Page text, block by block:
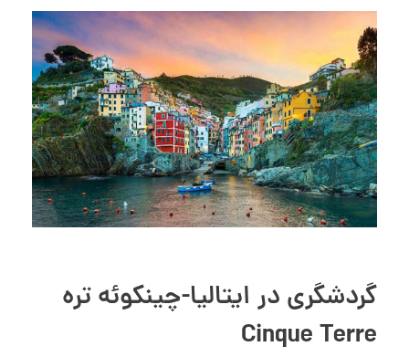
گردشگری در ایتالیا-چینکوئه تره
Cinque Terre